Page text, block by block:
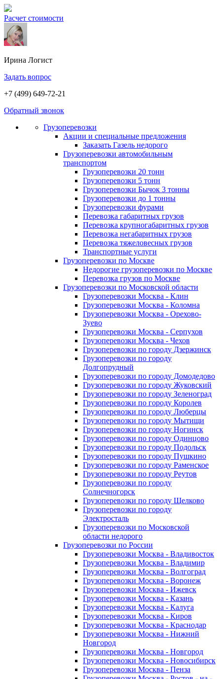
Расчет стоимости
Ирина Логист
Задать вопрос
+7 (499) 649-72-21
Обратный звонок
Грузоперевозки
Акции и специальные предложения
Заказать Газель недорого
Грузоперевозки автомобильным
транспортом
Грузоперевозки 20 тонн
Грузоперевозки 5 тонн
Грузоперевозки Бычок 3 тонны
Грузоперевозки до 1 тонны
Грузоперевозки фурами
Перевозка габаритных грузов
Перевозка крупногабаритных грузов
Перевозка негабаритных грузов
Перевозка тяжеловесных грузов
Транспортные услуги
Грузоперевозки по Москве
Недорогие грузоперевозки по Москве
Перевозка грузов по Москве
Грузоперевозки по Московской области
Грузоперевозки Москва - Клин
Грузоперевозки Москва - Коломна
Грузоперевозки Москва - Орехово-
Зуево
Грузоперевозки Москва - Серпухов
Грузоперевозки Москва - Чехов
Грузоперевозки по городу Дзержинск
Грузоперевозки по городу
Долгопрудный
Грузоперевозки по городу Домодедово
Грузоперевозки по городу Жуковский
Грузоперевозки по городу Зеленоград
Грузоперевозки по городу Королев
Грузоперевозки по городу Люберцы
Грузоперевозки по городу Мытищи
Грузоперевозки по городу Ногинск
Грузоперевозки по городу Одинцово
Грузоперевозки по городу Подольск
Грузоперевозки по городу Пушкино
Грузоперевозки по городу Раменское
Грузоперевозки по городу Реутов
Грузоперевозки по городу
Солнечногорск
Грузоперевозки по городу Щелково
Грузоперевозки по городу
Электросталь
Грузоперевозки по Московской
области недорого
Грузоперевозки по России
Грузоперевозки Москва - Владивосток
Грузоперевозки Москва - Владимир
Грузоперевозки Москва - Волгоград
Грузоперевозки Москва - Воронеж
Грузоперевозки Москва - Ижевск
Грузоперевозки Москва - Казань
Грузоперевозки Москва - Калуга
Грузоперевозки Москва - Киров
Грузоперевозки Москва - Краснодар
Грузоперевозки Москва - Нижний
Новгород
Грузоперевозки Москва - Новгород
Грузоперевозки Москва - Новосибирск
Грузоперевозки Москва - Пенза